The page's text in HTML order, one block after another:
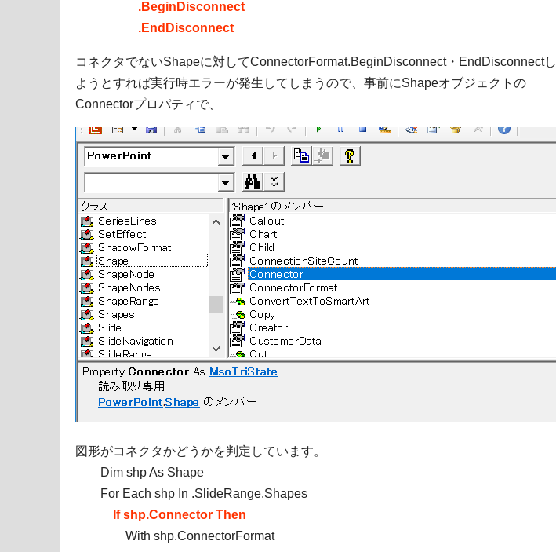
.BeginDisconnect
.EndDisconnect
コネクタでないShapeに対してConnectorFormat.BeginDisconnect・EndDisconnectし
ようとすれば実行時エラーが発生してしまうので、事前にShapeオブジェクトの
Connectorプロパティで、
図形がコネクタかどうかを判定しています。
Dim shp As Shape
For Each shp In .SlideRange.Shapes
If shp.Connector Then
With shp.ConnectorFormat